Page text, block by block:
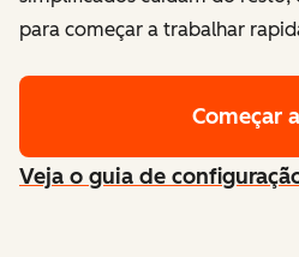
para começar a trabalhar
Começar
Veja o guia de